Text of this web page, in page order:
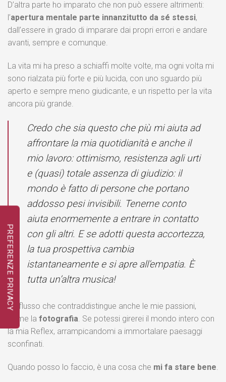
D’altra parte ho imparato che non può essere altrimenti:
l’apertura mentale parte innanzitutto da sé stessi,
dall’essere in grado di imparare dai propri errori e andare
avanti, sempre e comunque.
La vita mi ha preso a schiaffi molte volte, ma ogni volta mi
sono rialzata più forte e più lucida, con uno sguardo più
aperto e sempre meno giudicante, e un rispetto per la vita
ancora più grande.
Credo che sia questo che più mi aiuta ad
affrontare la mia quotidianità e anche il
mio lavoro: ottimismo, resistenza agli urti
e (quasi) totale assenza di giudizio: il
mondo è fatto di persone che portano
addosso pesi invisibili. Tenerne conto
aiuta enormemente a entrare in contatto
con gli altri. E se adotti questa accortezza,
la tua prospettiva cambia
istantaneamente e si apre all’empatia. È
tutta un’altra musica!
Un flusso che contraddistingue anche le mie passioni,
come la fotografia. Se potessi girerei il mondo intero con
la mia Reflex, arrampicandomi a immortalare paesaggi
sconfinati.
Quando posso lo faccio, è una cosa che mi fa stare bene